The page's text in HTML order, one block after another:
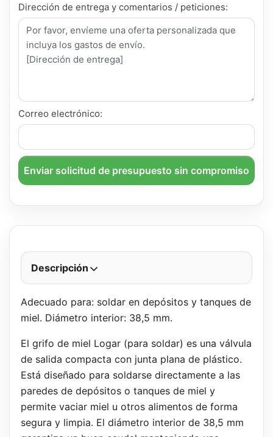
Dirección de entrega y comentarios / peticiones:
Correo electrónico:
Enviar solicitud de presupuesto sin compromiso
Descripción
Adecuado para: soldar en depósitos y tanques de
miel. Diámetro interior: 38,5 mm.
El grifo de miel Logar (para soldar) es una válvula
de salida compacta con junta plana de plástico.
Está diseñado para soldarse directamente a las
paredes de depósitos o tanques de miel y
permite vaciar miel u otros alimentos de forma
segura y limpia. El diámetro interior de 38,5 mm